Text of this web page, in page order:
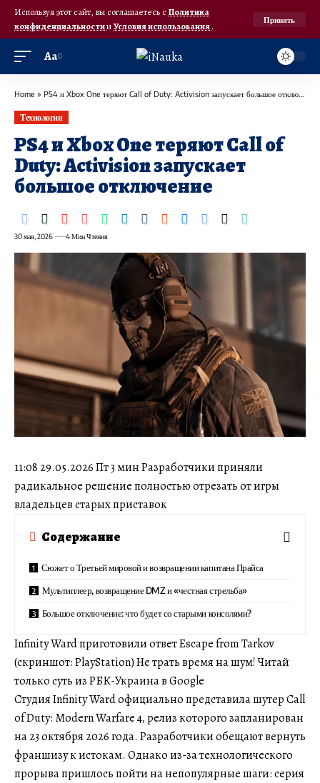
Используя этот сайт, вы соглашаетесь с Политика
конфиденциальностииУсловия использования.
Принять
Аа
Home » PS4 и Xbox One теряют Call of Duty: Activision запускает большое отключение
Технологии
PS4 и Xbox One теряют Call of
Duty: Activision запускает
большое отключение
30 мая, 2026 4 Мин Чтения
11:08 29.05.2026 Пт 3 мин Разработчики приняли
радикальное решение полностью отрезать от игры
владельцев старых приставок
Содержание
Сюжет о Третьей мировой и возвращении капитана Прайса
Мультиплеер, возвращение DMZ и «честная стрельба»
Большое отключение: что будет со старыми консолями?
Infinity Ward приготовили ответ Escape from Tarkov
(скриншот: PlayStation) Не трать время на шум! Читай
только суть из РБК-Украина в Google
Студия Infinity Ward официально представила шутер Call
of Duty: Modern Warfare 4, релиз которого запланирован
на 23 октября 2026 года. Разработчики обещают вернуть
франшизу к истокам. Однако из-за технологического
прорыва пришлось пойти на непопулярные шаги: серия